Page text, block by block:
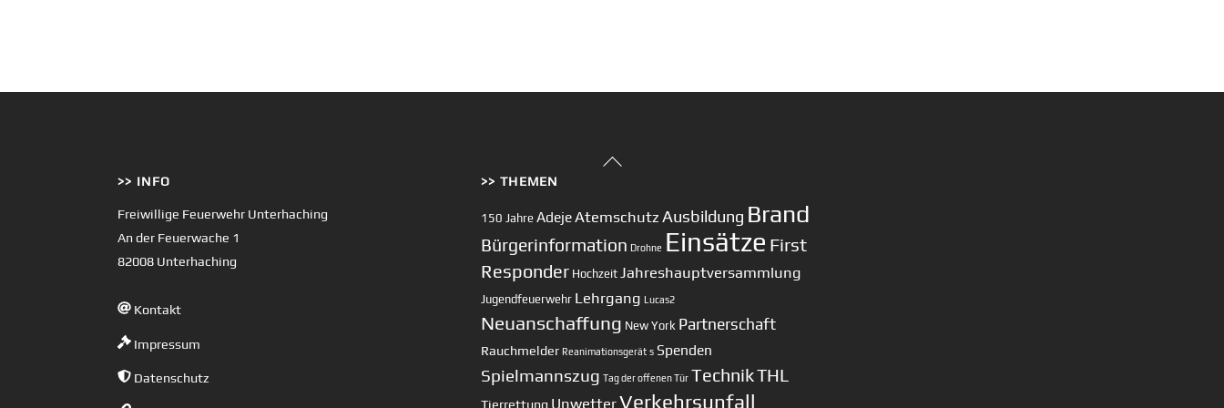
Back
>> INFO
Freiwillige Feuerwehr Unterhaching
An der Feuerwache 1
82008 Unterhaching
Kontakt
Impressum
Datenschutz
>> THEMEN
150 Jahre AdejeAtemschutz Ausbildung Brand
Bürgerinformation Drohne Einsätze First
Responder Hochzeit Jahreshauptversammlung
Jugendfeuerwehr Lehrgang Lucas2
Neuanschaffung New York Partnerschaft
Rauchmelder Reanimationsgerät s Spenden
Spielmannszug Tag der offenen Tür TechnikTHL
Tierrettung UnwetterVerkehrsunfall